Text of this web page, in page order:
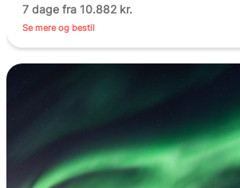
7 dage fra 10.882 kr.
Se mere og bestil